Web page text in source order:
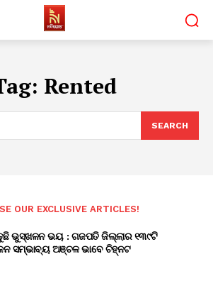
Rented
SEARCH
OUR EXCLUSIVE ARTICLES!
ଭୁସ୍ଖଳନ ଭୟ : ଗଜପତି ଜିଲ୍ଲାର ୧୩୯ଟି
ସମ୍ଭାବ୍ୟ ଅଞ୍ଚଳ ଭାବେ ଚିହ୍ନଟ